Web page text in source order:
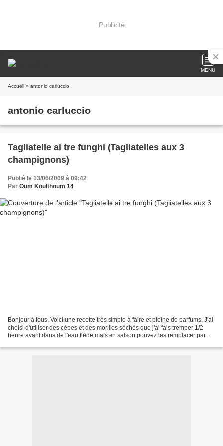
Publicité
MENU
Accueil » antonio carluccio
antonio carluccio
Tagliatelle ai tre funghi (Tagliatelles aux 3
champignons)
Publié le 13/06/2009 à 09:42
Par Oum Koulthoum 14
Bonjour à tous, Voici une recette très simple à faire et pleine de parfums. J'ai
choisi d'utiliser des cèpes et des morilles séchés que j'ai fais tremper 1/2
heure avant dans de l'eau tiède mais en saison pouvez les remplacer par